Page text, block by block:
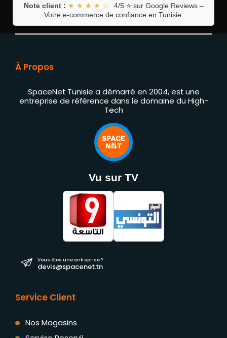
Note client : ★ ★ ★ ★ ☆
4/5 ⭐ sur Google Reviews –
Votre e-commerce de confiance en Tunisie.
À Propos
SpaceNet Tunisie a démarré en 2004, est une
entreprise de référence dans le domaine du High-
Tech
Vu sur TV
Vous êtes une entreprise ?
devis@spacenet.tn
Service Client
Nos Magasins